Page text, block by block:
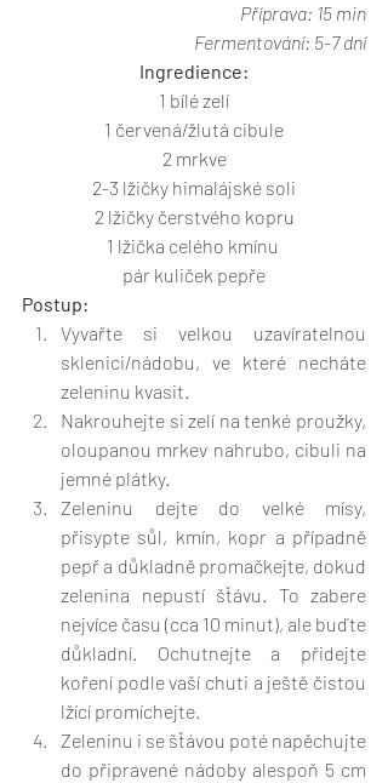
Příprava: 15 min
Fermentování: 5-7 dní
Ingredience:
1 bílé zelí
1 červená/žlutá cibule
2 mrkve
2-3 lžičky himalájské soli
2 lžičky čerstvého kopru
1 lžička celého kmínu
pár kuliček pepře
Postup:
Vyvařte si velkou uzavíratelnou
sklenici/nádobu, ve které necháte
zeleninu kvasit.
Nakrouhejte si zelí na tenké proužky,
oloupanou mrkev nahrubo, cibuli na
jemné plátky.
Zeleninu dejte do velké mísy,
přisypte sůl, kmín, kopr a případně
pepř a důkladně promačkejte, dokud
zelenina nepustí šťávu. To zabere
nejvíce času (cca 10 minut), ale buďte
důkladní. Ochutnejte a přidejte
koření podle vaší chuti a ještě čistou
lžící promíchejte.
Zeleninu i se šťávou poté napěchujte
do připravené nádoby alespoň 5 cm